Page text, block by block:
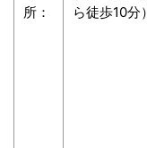
所：
ら徒歩10分）